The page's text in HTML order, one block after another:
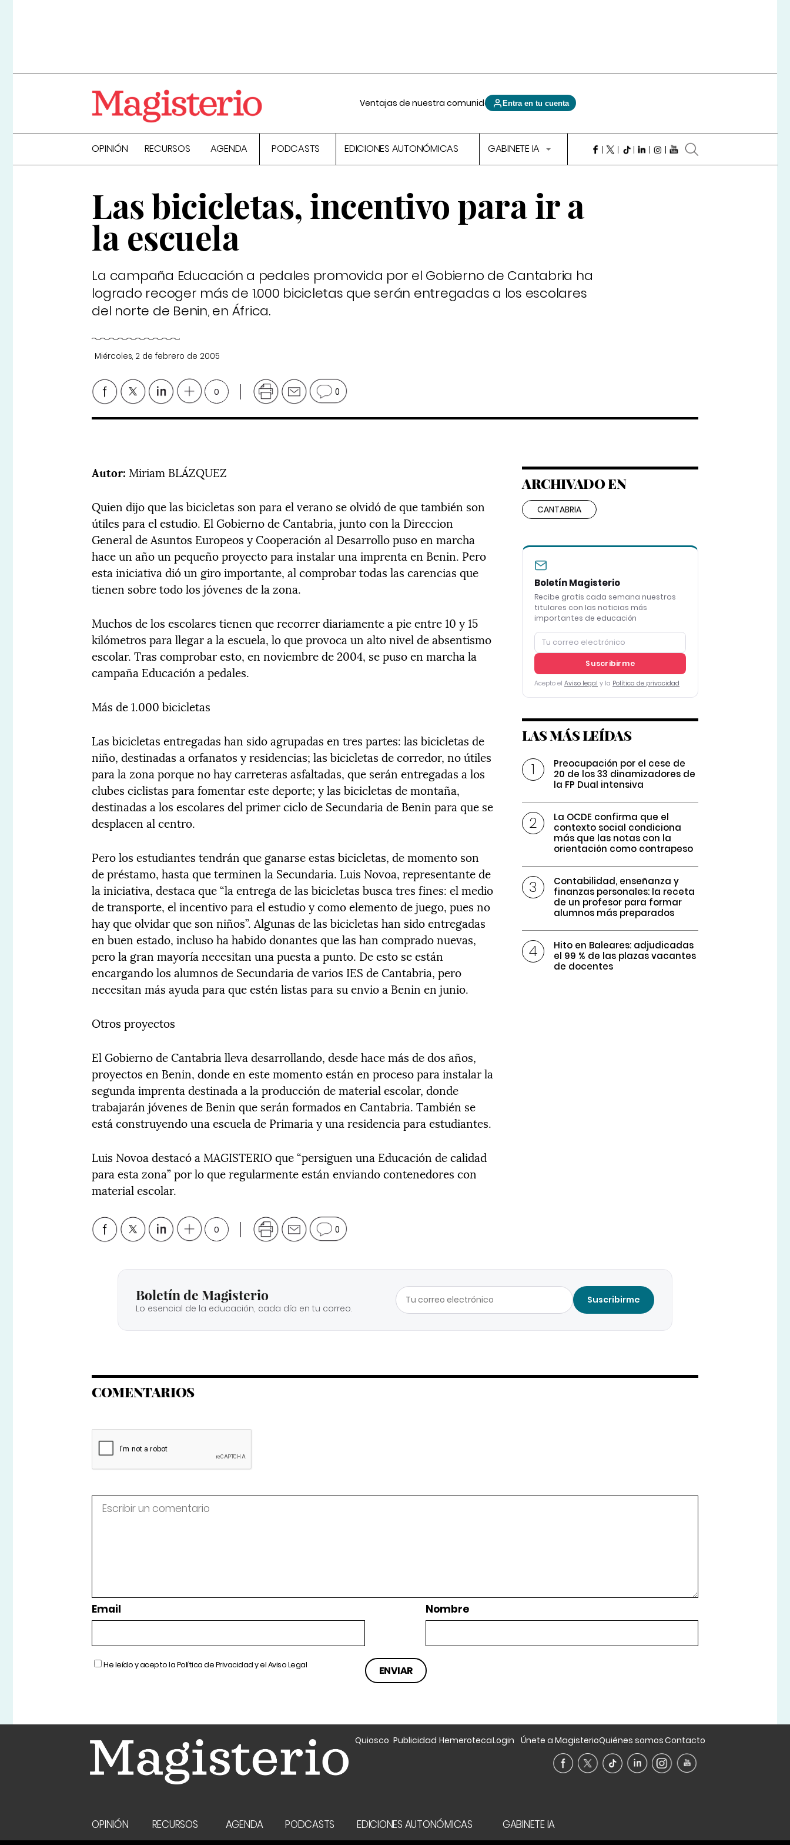
Ventajas de nuestra comunidad Entra en tu cuenta
OPINIÓN RECURSOS AGENDA PODCASTS EDICIONES AUTONÓMICAS GABINETE IA
Las bicicletas, incentivo para ir a
la escuela
La campaña Educación a pedales promovida por el Gobierno de Cantabria ha
logrado recoger más de 1.000 bicicletas que serán entregadas a los escolares
del norte de Benin, en África.
Miércoles, 2 de febrero de 2005
0 0
Autor:Miriam BLÁZQUEZ
Quien dijo que las bicicletas son para el verano se olvidó de que también son
útiles para el estudio. El Gobierno de Cantabria, junto con la Direccion
General de Asuntos Europeos y Cooperación al Desarrollo puso en marcha
hace un año un pequeño proyecto para instalar una imprenta en Benin. Pero
esta iniciativa dió un giro importante, al comprobar todas las carencias que
tienen sobre todo los jóvenes de la zona.
Muchos de los escolares tienen que recorrer diariamente a pie entre 10 y 15
kilómetros para llegar a la escuela, lo que provoca un alto nivel de absentismo
escolar. Tras comprobar esto, en noviembre de 2004, se puso en marcha la
campaña Educación a pedales.
Más de 1.000 bicicletas
Las bicicletas entregadas han sido agrupadas en tres partes: las bicicletas de
niño, destinadas a orfanatos y residencias; las bicicletas de corredor, no útiles
para la zona porque no hay carreteras asfaltadas, que serán entregadas a los
clubes ciclistas para fomentar este deporte; y las bicicletas de montaña,
destinadas a los escolares del primer ciclo de Secundaria de Benin para que se
desplacen al centro.
Pero los estudiantes tendrán que ganarse estas bicicletas, de momento son
de préstamo, hasta que terminen la Secundaria. Luis Novoa, representante de
la iniciativa, destaca que “la entrega de las bicicletas busca tres fines: el medio
de transporte, el incentivo para el estudio y como elemento de juego, pues no
hay que olvidar que son niños”. Algunas de las bicicletas han sido entregadas
en buen estado, incluso ha habido donantes que las han comprado nuevas,
pero la gran mayoría necesitan una puesta a punto. De esto se están
encargando los alumnos de Secundaria de varios IES de Cantabria, pero
necesitan más ayuda para que estén listas para su envio a Benin en junio.
Otros proyectos
El Gobierno de Cantabria lleva desarrollando, desde hace más de dos años,
proyectos en Benin, donde en este momento están en proceso para instalar la
segunda imprenta destinada a la producción de material escolar, donde
trabajarán jóvenes de Benin que serán formados en Cantabria. También se
está construyendo una escuela de Primaria y una residencia para estudiantes.
Luis Novoa destacó a MAGISTERIO que “persiguen una Educación de calidad
para esta zona” por lo que regularmente están enviando contenedores con
material escolar.
0 0
ARCHIVADO EN
CANTABRIA
Boletín Magisterio
Recibe gratis cada semana nuestros
titulares con las noticias más
importantes de educación
Suscribirme
Acepto el Aviso legal y la Política de privacidad
LAS MÁS LEÍDAS
Preocupación por el cese de
20 de los 33 dinamizadores de
la FP Dual intensiva
La OCDE confirma que el
contexto social condiciona
más que las notas con la
orientación como contrapeso
Contabilidad, enseñanza y
finanzas personales: la receta
de un profesor para formar
alumnos más preparados
Hito en Baleares: adjudicadas
el 99 % de las plazas vacantes
de docentes
Boletín de Magisterio
Lo esencial de la educación, cada día en tu correo.
Suscribirme
COMENTARIOS
Email Nombre
He leído y acepto laPolítica de Privacidady elAviso Legal
Quiosco Publicidad HemerotecaLogin Únete a MagisterioQuiénes somosContacto
OPINIÓN RECURSOS AGENDA PODCASTS EDICIONES AUTONÓMICAS GABINETE IA